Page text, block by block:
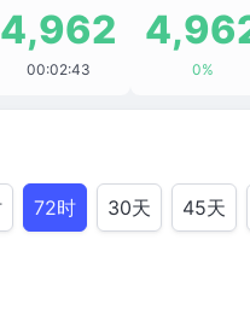
4,962
00:02:43 0%
72时 30天 45天